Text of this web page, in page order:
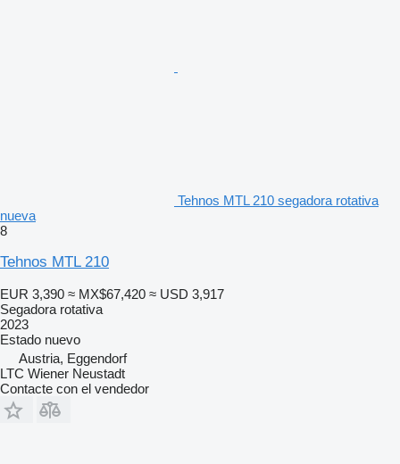
Tehnos MTL 210 segadora rotativa
nueva
8
Tehnos MTL 210
EUR 3,390 ≈ MX$67,420 ≈ USD 3,917
Segadora rotativa
2023
Estado nuevo
Austria, Eggendorf
LTC Wiener Neustadt
Contacte con el vendedor